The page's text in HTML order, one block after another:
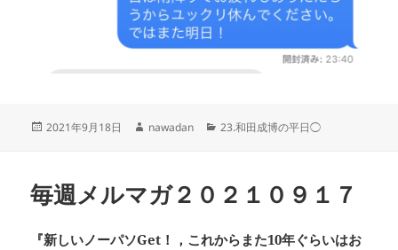
投
2021年9月18日
作
nawadan
カ
ー
23.和田成博の平日◯
毎週メルマガ２０２１０９１７
『新しいノーパソGet！，これからまた10年ぐらいはお